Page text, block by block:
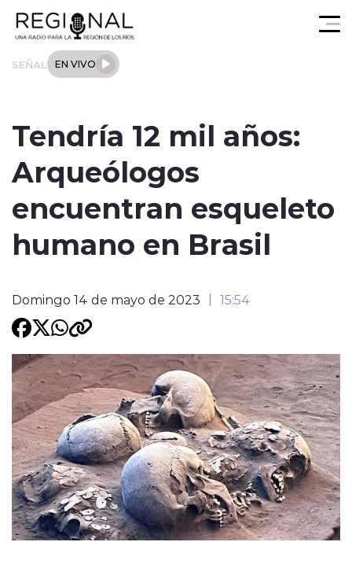
SEÑAL EN VIVO
Regional
Deportes
Entrevistas
Programacion
modo claro
Tendría 12 mil años:
Arqueólogos
encuentran esqueleto
humano en Brasil
Domingo 14 de mayo de 2023 15:54